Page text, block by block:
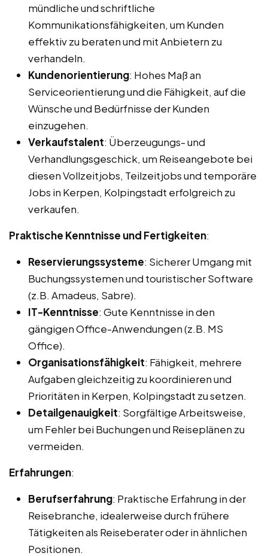
mündliche und schriftliche
Kommunikationsfähigkeiten, um Kunden
effektiv zu beraten und mit Anbietern zu
verhandeln.
Kundenorientierung: Hohes Maß an
Serviceorientierung und die Fähigkeit, auf die
Wünsche und Bedürfnisse der Kunden
einzugehen.
Verkaufstalent: Überzeugungs- und
Verhandlungsgeschick, um Reiseangebote bei
diesen Vollzeitjobs, Teilzeitjobs und temporäre
Jobs in Kerpen, Kolpingstadt erfolgreich zu
verkaufen.
Praktische Kenntnisse und Fertigkeiten:
Reservierungssysteme: Sicherer Umgang mit
Buchungssystemen und touristischer Software
(z.B. Amadeus, Sabre).
IT-Kenntnisse: Gute Kenntnisse in den
gängigen Office-Anwendungen (z.B. MS
Office).
Organisationsfähigkeit: Fähigkeit, mehrere
Aufgaben gleichzeitig zu koordinieren und
Prioritäten in Kerpen, Kolpingstadt zu setzen.
Detailgenauigkeit: Sorgfältige Arbeitsweise,
um Fehler bei Buchungen und Reiseplänen zu
vermeiden.
Erfahrungen:
Berufserfahrung: Praktische Erfahrung in der
Reisebranche, idealerweise durch frühere
Tätigkeiten als Reiseberater oder in ähnlichen
Positionen.